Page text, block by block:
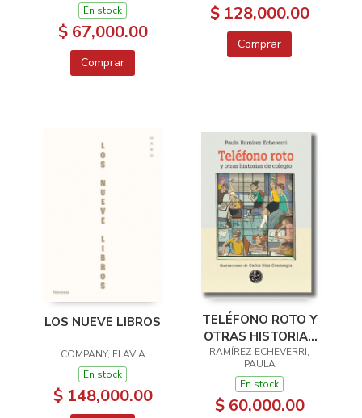
En stock
$ 67,000.00
Comprar
$ 128,000.00
Comprar
LOS NUEVE LIBROS
COMPANY, FLAVIA
En stock
$ 148,000.00
TELÉFONO ROTO Y
OTRAS HISTORIAS
DE COLEGIO
RAMÍREZ ECHEVERRI,
PAULA
En stock
$ 60,000.00